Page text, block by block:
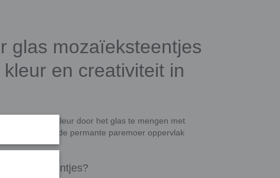
glas mozaïeksteentjes
en creativiteit in
prachtige kleur door het glas te mengen met
bewerkt zodat de permante paremoer oppervlak
glassteentjes?